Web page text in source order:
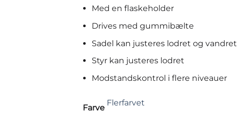
Med en flaskeholder
Drives med gummibælte
Sadel kan justeres lodret og vandret
Styr kan justeres lodret
Modstandskontrol i flere niveauer
Farve
Flerfarvet